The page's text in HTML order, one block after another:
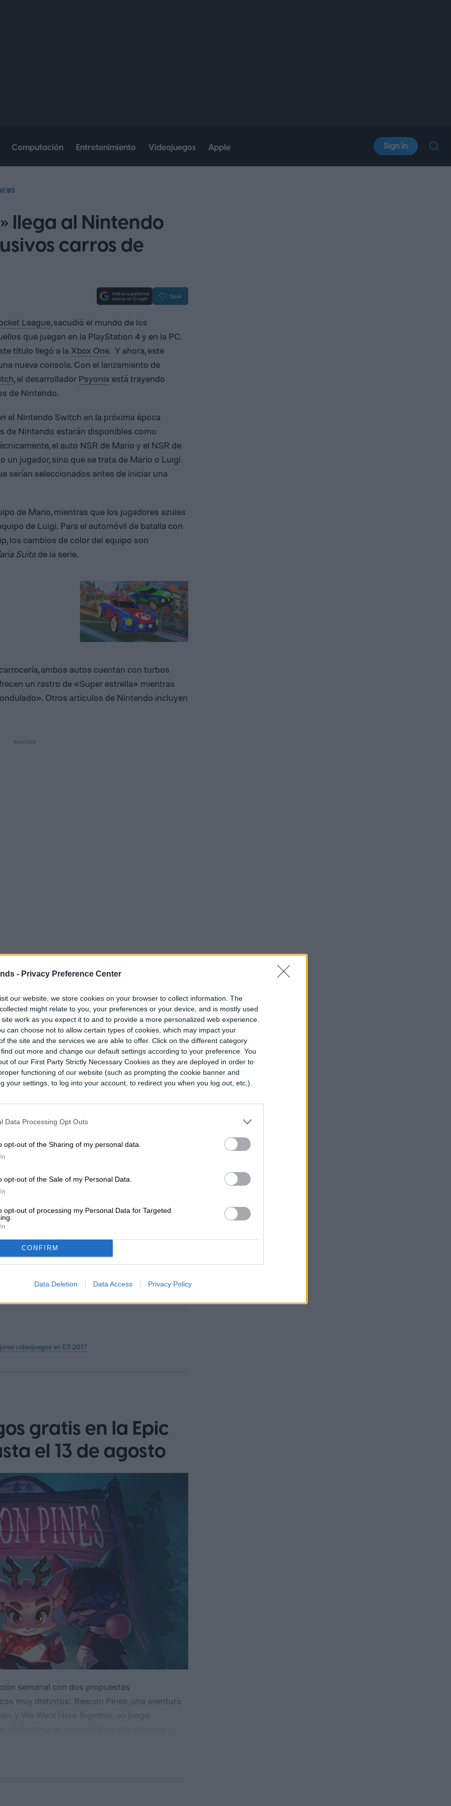
- Privacy Preference Center
our website, we store cookies on your browser to collect information. The
might relate to you, your preferences or your device, and is mostly used
work as you expect it to and to provide a more personalized web experience.
can choose not to allow certain types of cookies, which may impact your
the site and the services we are able to offer. Click on the different category
out more and change our default settings according to your preference. You
of our First Party Strictly Necessary Cookies as they are deployed in order to
functioning of our website (such as prompting the cookie banner and
your settings, to log into your account, to redirect you when you log out, etc.).
Data Processing Opt Outs
opt-out of the Sharing of my personal data.
opt-out of the Sale of my Personal Data.
opt-out of processing my Personal Data for Targeted
CONFIRM
Data Deletion Data Access Privacy Policy
Computación Entretenimiento Videojuegos Apple Sign In
NEWS
llega al Nintendo
carros de
Save
League, sacudió el mundo de los
que juegan en la PlayStation 4 y en la PC.
título llegó a la Xbox One. Y ahora, este
nueva consola. Con el lanzamiento de
, el desarrollador Psyonix está trayendo
de Nintendo.
el Nintendo Switch en la próxima época
de Nintendo estarán disponibles como
el auto NSR de Mario y el NSR de
un jugador, sino que se trata de Mario o Luigi
serían seleccionados antes de iniciar una
de Mario, mientras que los jugadores azules
de Luigi. Para el automóvil de batalla con
los cambios de color del equipo son
Suitsde la serie.
ambos autos cuentan con turbos
un rastro de «Super estrella» mientras
Otros artículos de Nintendo incluyen
en el 2017, mucho antes de lo esperado.
todos los modos de juegos anteriores y
otras versiones del juego. Esto incluye
y modos de rotación adicionales.
consolas, jugar entre sí, pero no
del diseño de Nintendo Switch. El mayor
League en cualquier lugar. Los usuarios
de consola, sin estar atados a su sala de estar.
local, permite a los propietarios del
estén cerca.
de Nintendo Switch durante la
que los jugadores tendrán mucho
las vacaciones. Se espera tener una
meses.
videojuegos en E3 2017
gratis en la Epic
el 13 de agosto
semanal con dos propuestas
muy distintos: Beacon Pines, una aventura
hasta el jueves 13 de agosto y, una vez
disponibles para siempre, aunque el usuario